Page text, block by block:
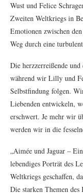
Wust und Felice
Zweiten Weltkriegs in
Emotionen zwischen
Weg durch eine
Die herzzerreißende
während wir Lilly und
Selbstfindung folgen.
Liebenden entwickeln,
erschwert. Je mehr wir
werden wir in die
„Aimée und Jaguar –
lebendiges Porträt des
Weltkriegs geschaffen,
Die starken Themen